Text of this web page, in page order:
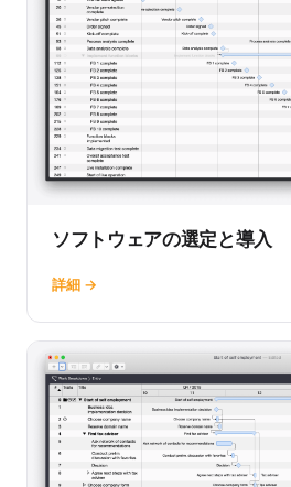
ソフトウェアの選定と導入
詳細 →